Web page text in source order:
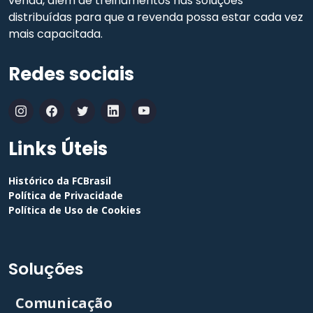
distribuídas para que a revenda possa estar cada vez
mais capacitada.
Redes sociais
Links Úteis
Histórico da FCBrasil
Política de Privacidade
Política de Uso de Cookies
Soluções
Comunicação